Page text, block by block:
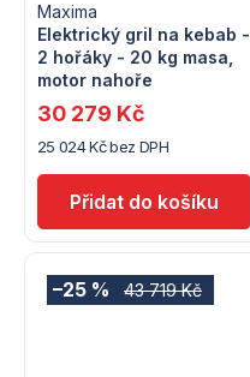
Elektrický gril na kebab -
2 hořáky - 20 kg masa,
motor nahoře
Maxima
25 024 Kč bez DPH
30 279 Kč
43 719 Kč
–25 %